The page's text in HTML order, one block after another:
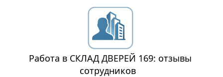
Работа в СКЛАД ДВЕРЕЙ 169: отзывы
сотрудников